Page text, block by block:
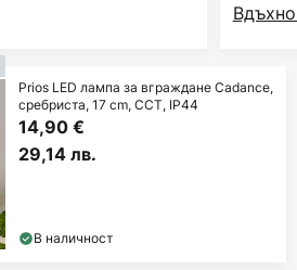
Prios LED лампа за вграждане Cadance,
сребриста, 17 cm, CCT, IP44
14,90 €
29,14 лв.
В наличност